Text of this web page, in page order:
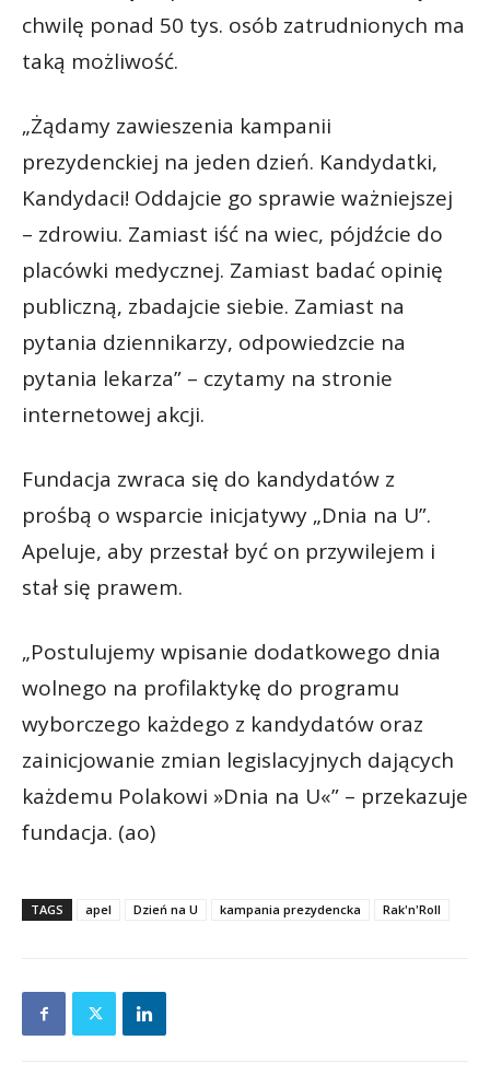
chwilę ponad 50 tys. osób zatrudnionych ma
taką możliwość.
„Żądamy zawieszenia kampanii
prezydenckiej na jeden dzień. Kandydatki,
Kandydaci! Oddajcie go sprawie ważniejszej
– zdrowiu. Zamiast iść na wiec, pójdźcie do
placówki medycznej. Zamiast badać opinię
publiczną, zbadajcie siebie. Zamiast na
pytania dziennikarzy, odpowiedzcie na
pytania lekarza” – czytamy na stronie
internetowej akcji.
Fundacja zwraca się do kandydatów z
prośbą o wsparcie inicjatywy „Dnia na U”.
Apeluje, aby przestał być on przywilejem i
stał się prawem.
„Postulujemy wpisanie dodatkowego dnia
wolnego na profilaktykę do programu
wyborczego każdego z kandydatów oraz
zainicjowanie zmian legislacyjnych dających
każdemu Polakowi »Dnia na U«” – przekazuje
fundacja. (ao)
TAGS apel Dzień na U kampania prezydencka Rak'n'Roll